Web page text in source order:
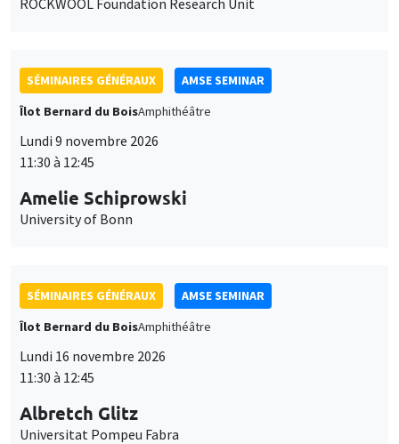
SÉMINAIRES GÉNÉRAUX
AMSE SEMINAR
Îlot Bernard du BoisAmphithéâtre
Lundi 9 novembre 2026
11:30 à 12:45
Amelie Schiprowski
University of Bonn
SÉMINAIRES GÉNÉRAUX
AMSE SEMINAR
Îlot Bernard du BoisAmphithéâtre
Lundi 16 novembre 2026
11:30 à 12:45
Albretch Glitz
Universitat Pompeu Fabra